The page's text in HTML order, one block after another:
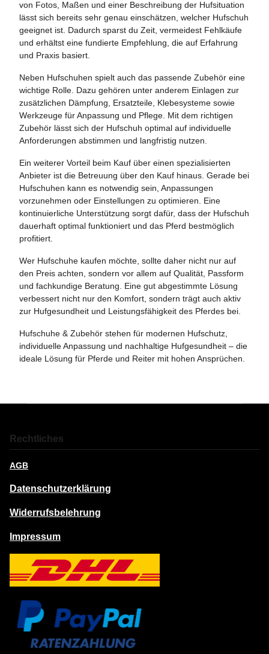
von Fotos, Maßen und einer Beschreibung der Hufsituation
lässt sich bereits sehr genau einschätzen, welcher Hufschuh
geeignet ist. Dadurch sparst du Zeit, vermeidest Fehlkäufe
und erhältst eine fundierte Empfehlung, die auf Erfahrung
und Praxis basiert.
Neben Hufschuhen spielt auch das passende Zubehör eine
wichtige Rolle. Dazu gehören unter anderem Einlagen zur
zusätzlichen Dämpfung, Ersatzteile, Klebesysteme sowie
Werkzeuge für Anpassung und Pflege. Mit dem richtigen
Zubehör lässt sich der Hufschuh optimal auf individuelle
Anforderungen abstimmen und langfristig nutzen.
Ein weiterer Vorteil beim Kauf über einen spezialisierten
Anbieter ist die Betreuung über den Kauf hinaus. Gerade bei
Hufschuhen kann es notwendig sein, Anpassungen
vorzunehmen oder Einstellungen zu optimieren. Eine
kontinuierliche Unterstützung sorgt dafür, dass der Hufschuh
dauerhaft optimal funktioniert und das Pferd bestmöglich
profitiert.
Wer Hufschuhe kaufen möchte, sollte daher nicht nur auf
den Preis achten, sondern vor allem auf Qualität, Passform
und fachkundige Beratung. Eine gut abgestimmte Lösung
verbessert nicht nur den Komfort, sondern trägt auch aktiv
zur Hufgesundheit und Leistungsfähigkeit des Pferdes bei.
Hufschuhe & Zubehör stehen für modernen Hufschutz,
individuelle Anpassung und nachhaltige Hufgesundheit – die
ideale Lösung für Pferde und Reiter mit hohen Ansprüchen.
Rechtliches
AGB
Datenschutzerklärung
Widerrufsbelehrung
Impressum